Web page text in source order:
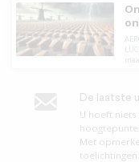
De laatste
U hoeft
Met
toelichtingen.